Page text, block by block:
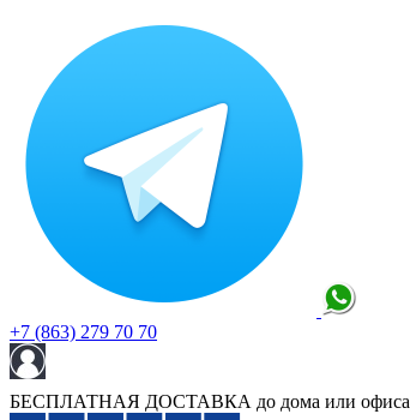
+7 (863) 279 70 70
БЕСПЛАТНАЯ ДОСТАВКА до дома или офиса